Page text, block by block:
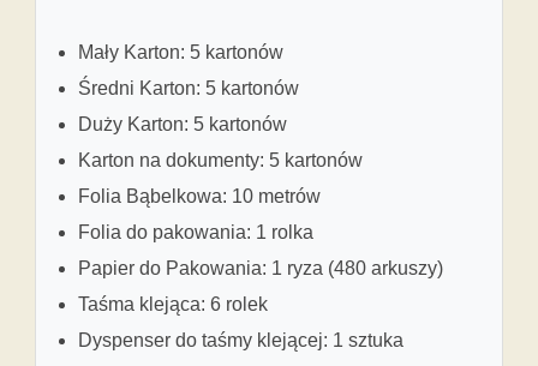
Mały Karton: 5 kartonów
Średni Karton: 5 kartonów
Duży Karton: 5 kartonów
Karton na dokumenty: 5 kartonów
Folia Bąbelkowa: 10 metrów
Folia do pakowania: 1 rolka
Papier do Pakowania: 1 ryza (480 arkuszy)
Taśma klejąca: 6 rolek
Dyspenser do taśmy klejącej: 1 sztuka